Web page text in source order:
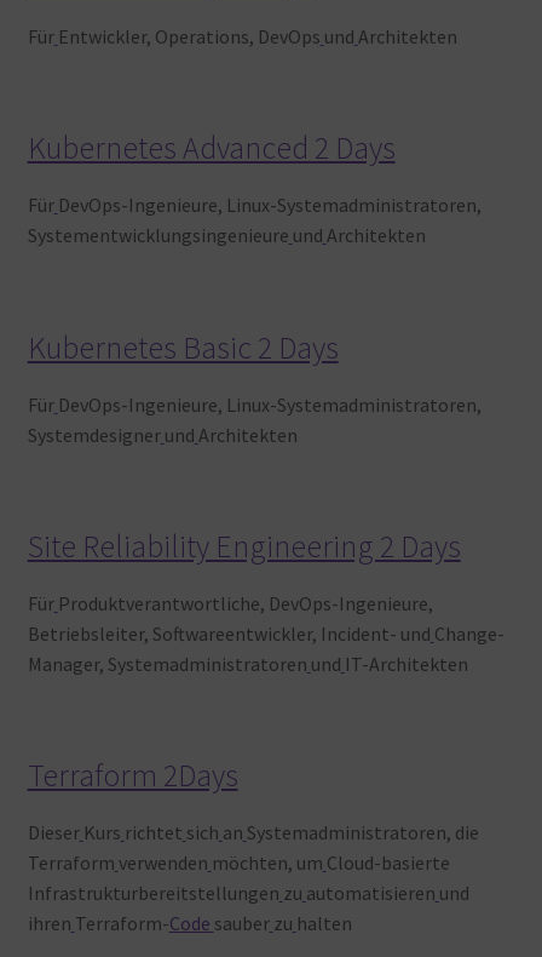
Für Entwickler, Operations, DevOps und Architekten
Kubernetes Advanced 2 Days
Für DevOps-Ingenieure, Linux-Systemadministratoren,
Systementwicklungsingenieure und Architekten
Kubernetes Basic 2 Days
Für DevOps-Ingenieure, Linux-Systemadministratoren,
Systemdesigner und Architekten
Site Reliability Engineering 2 Days
Für Produktverantwortliche, DevOps-Ingenieure,
Betriebsleiter, Softwareentwickler, Incident- und Change-
Manager, Systemadministratoren und IT-Architekten
Terraform 2Days
Dieser Kurs richtet sich an Systemadministratoren, die
Terraform verwenden möchten, um Cloud-basierte
Infrastrukturbereitstellungen zu automatisieren und
ihren Terraform-Code sauber zu halten